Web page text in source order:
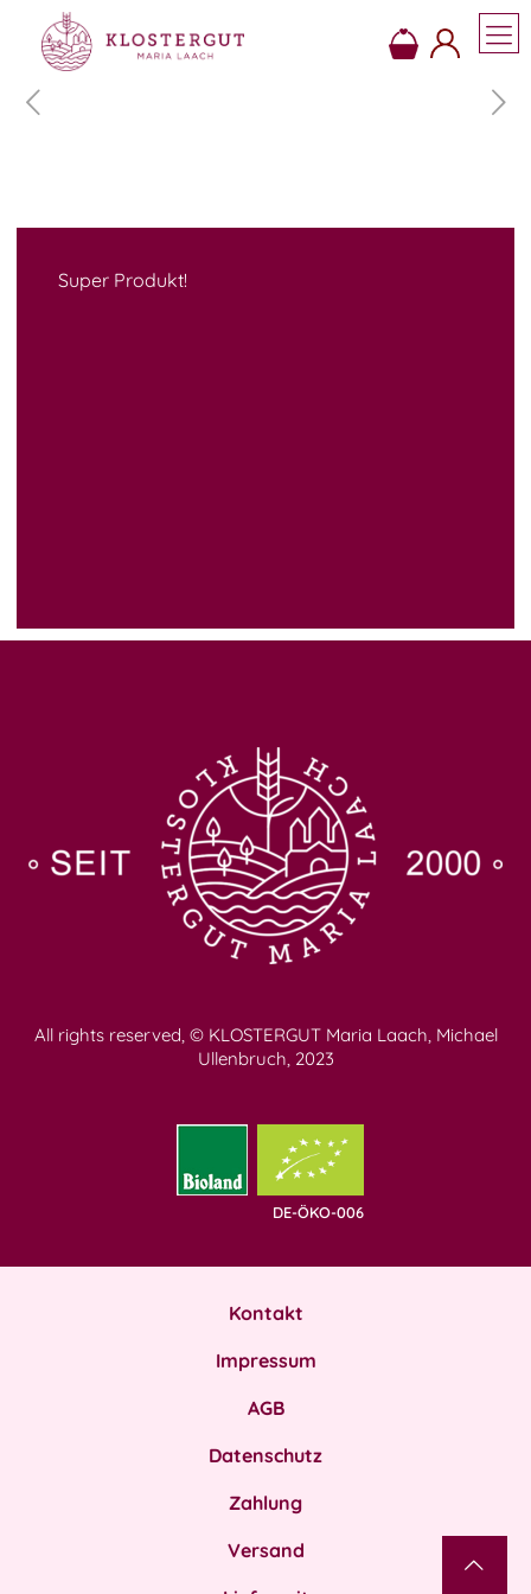
Super Produkt!
All rights reserved, © KLOSTERGUT Maria Laach, Michael
Ullenbruch, 2023
DE-ÖKO-006
Kontakt
Impressum
AGB
Datenschutz
Zahlung
Versand